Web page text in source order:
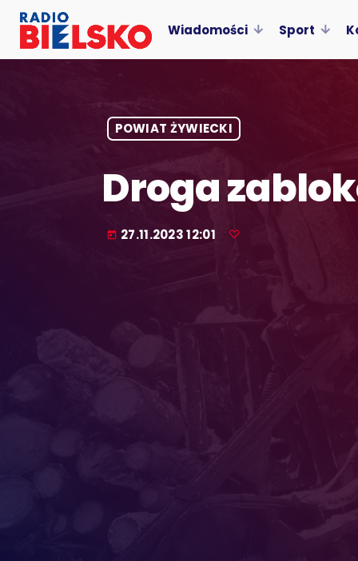
Wiadomości Sport
POWIAT ŻYWIECKI
Droga
today 27.11.2023 12:01